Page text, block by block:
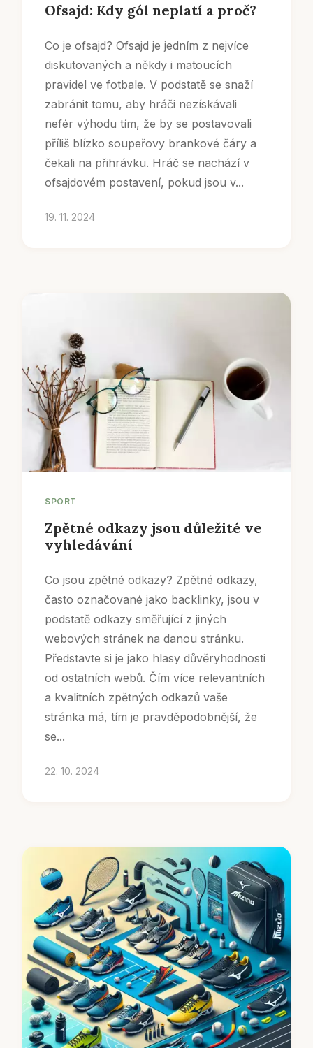
Ofsajd: Kdy gól neplatí a proč?
Co je ofsajd? Ofsajd je jedním z nejvíce
diskutovaných a někdy i matoucích
pravidel ve fotbale. V podstatě se snaží
zabránit tomu, aby hráči nezískávali
nefér výhodu tím, že by se postavovali
příliš blízko soupeřovy brankové čáry a
čekali na přihrávku. Hráč se nachází v
ofsajdovém postavení, pokud jsou v...
19. 11. 2024
SPORT
Zpětné odkazy jsou důležité ve
vyhledávání
Co jsou zpětné odkazy? Zpětné odkazy,
často označované jako backlinky, jsou v
podstatě odkazy směřující z jiných
webových stránek na danou stránku.
Představte si je jako hlasy důvěryhodnosti
od ostatních webů. Čím více relevantních
a kvalitních zpětných odkazů vaše
stránka má, tím je pravděpodobnější, že
se...
22. 10. 2024